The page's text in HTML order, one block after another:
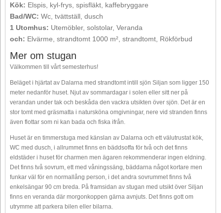
Kök: Elspis, kyl-frys, spisfläkt, kaffebryggare
Bad/WC: Wc, tvättställ, dusch
1 Utomhus: Utemöbler, solstolar, Veranda
och: Elvärme, strandtomt 1000 m², strandtomt, Rökförbud
Mer om stugan
Välkommen till vårt semesterhus!
Beläget i hjärtat av Dalarna med strandtomt intill sjön Siljan som ligger 150
meter nedanför huset. Njut av sommardagar i solen eller sitt ner på
verandan under tak och beskåda den vackra utsikten över sjön. Det är en
stor tomt med gräsmatta i natursköna omgivningar, nere vid stranden finns
även flottar som ni kan bada och fiska ifrån.
Huset är en timmerstuga med känslan av Dalarna och ett välutrustat kök,
WC med dusch, i allrummet finns en bäddsoffa för två och det finns
eldstäder i huset för charmen men ägaren rekommenderar ingen eldning.
Det finns två sovrum, ett med våningssäng, bäddarna något kortare men
funkar väl för en normallång person, i det andra sovrummet finns två
enkelsängar 90 cm breda. På framsidan av stugan med utsikt över Siljan
finns en veranda där morgonkoppen gärna avnjuts. Det finns gott om
utrymme att parkera bilen eller bilarna.